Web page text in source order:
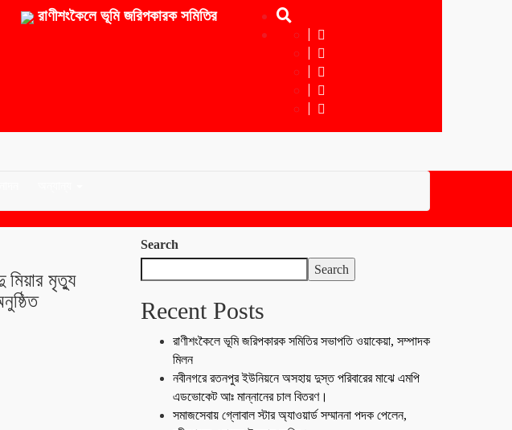
রাণীশংকৈলে ভূমি জরিপকারক সমিতির সভাপতি ওয়াকেয়া, সম্পাদক মিলন
মিয়ার মৃত্যু
Search
Search
Recent Posts
রাণীশংকৈলে ভূমি জরিপকারক সমিতির সভাপতি ওয়াকেয়া, সম্পাদক
মিলন
নবীনগরে রতনপুর ইউনিয়নে অসহায় দুস্ত পরিবারের মাঝে এমপি
এডভোকেট আঃ মান্নানের চাল বিতরণ।
সমাজসেবায় গ্লোবাল স্টার অ্যাওয়ার্ড সম্মাননা পদক পেলেন,